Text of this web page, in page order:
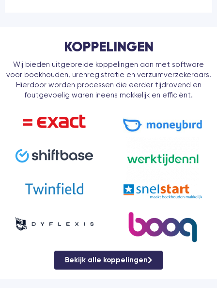
KOPPELINGEN
Wij bieden uitgebreide koppelingen aan met software
voor boekhouden, urenregistratie en verzuimverzekeraars.
Hierdoor worden processen die eerder tijdrovend en
foutgevoelig waren ineens makkelijk en efficiënt.
Bekijk alle koppelingen